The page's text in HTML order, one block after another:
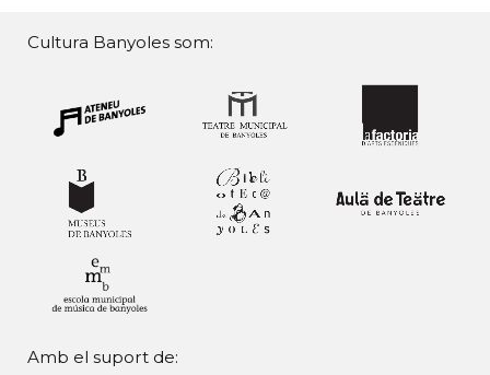
Cultura Banyoles som:
Amb el suport de: